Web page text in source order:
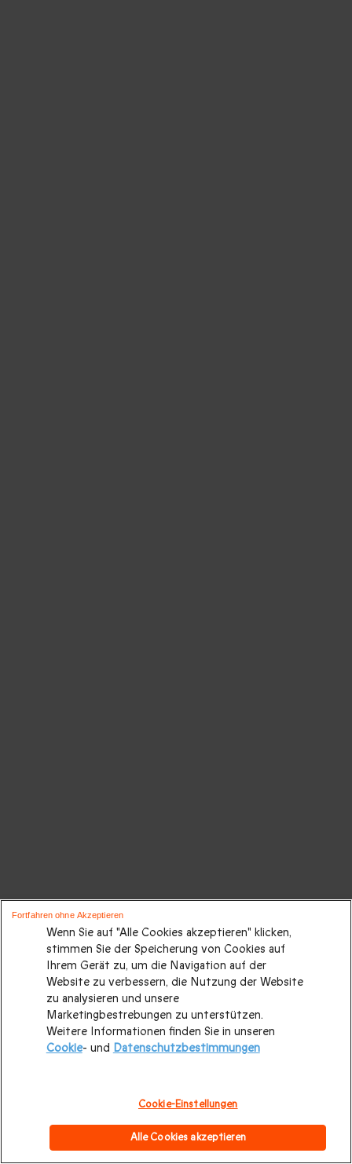
Wenn Sie auf "Alle Cookies akzeptieren" klicken,
stimmen Sie der Speicherung von Cookies auf
Ihrem Gerät zu, um die Navigation auf der
Website zu verbessern, die Nutzung der Website
zu analysieren und unsere
Marketingbestrebungen zu unterstützen.
Weitere Informationen finden Sie in unseren
Cookie- und Datenschutzbestimmungen
Cookie-Einstellungen
Alle Cookies akzeptieren
Fortfahren ohne Akzeptieren